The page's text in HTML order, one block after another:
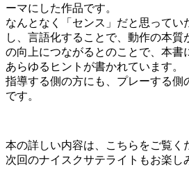
ーマにした作品です。
なんとなく「センス」だと思ってい
し、言語化することで、動作の本質
の向上につながるとのことで、本書
あらゆるヒントが書かれています。
指導する側の方にも、プレーする側
です。
本の詳しい内容は、こちらをご覧く
次回のナイスクサテライトもお楽し